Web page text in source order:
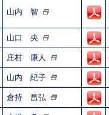
山内 智
山口 央
庄村 康人
山内 紀子
倉持 昌弘